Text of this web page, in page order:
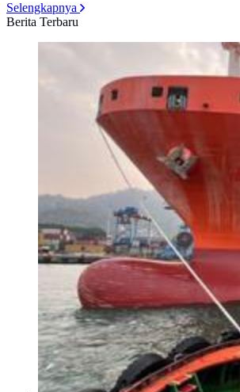
Selengkapnya
Berita Terbaru